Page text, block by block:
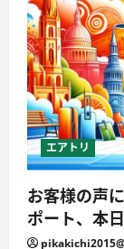
エアトリ
お客様の声
ポート、本